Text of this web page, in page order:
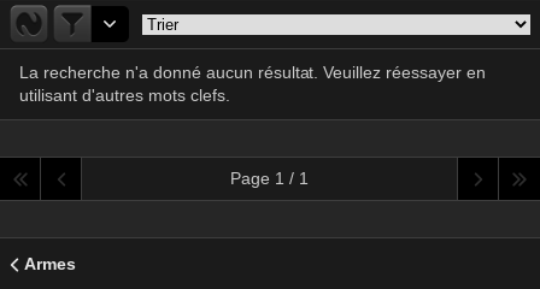
La recherche n'a donné aucun résultat. Veuillez réessayer en
utilisant d'autres mots clefs.
Page 1 / 1
Armes